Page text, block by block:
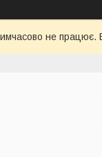
не працює.